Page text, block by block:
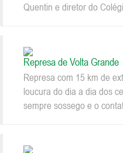
Quentin e diretor do
Represa de Volta Grande
Represa com 15 km de
loucura do dia a dia dos
sempre sossego e o